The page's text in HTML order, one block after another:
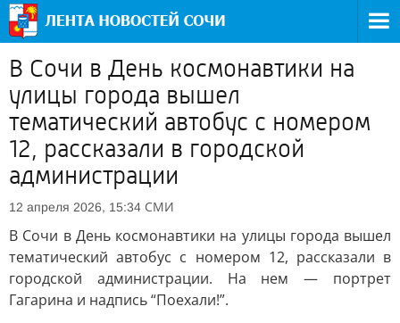
В Сочи в День космонавтики на
улицы города вышел
тематический автобус с номером
12, рассказали в городской
администрации
12 апреля 2026, 15:34 СМИ
В Сочи в День космонавтики на улицы города вышел
тематический автобус с номером 12, рассказали в
городской администрации. На нем — портрет
Гагарина и надпись “Поехали!”.